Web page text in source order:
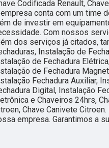
Codificada Renault,
conta com um time
de investir em
Com nossos
dos serviços já citados,
Instalação de
de Fechadura
de Fechadura
Fechadura Auxiliar,
Digital, Instalação
e Chaveiros 24hrs,
Chave Canivete
empresa. Garantimos a